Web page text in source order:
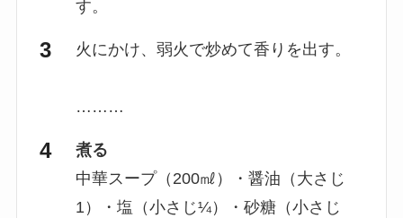
す。
火にかけ、弱火で炒めて香りを出す。
………
煮る
中華スープ（200㎖）・醤油（大さじ
1）・塩（小さじ¼）・砂糖（小さじ